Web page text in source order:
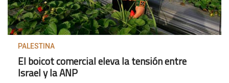
PALESTINA
El boicot comercial eleva la tensión entre
Israel y la ANP